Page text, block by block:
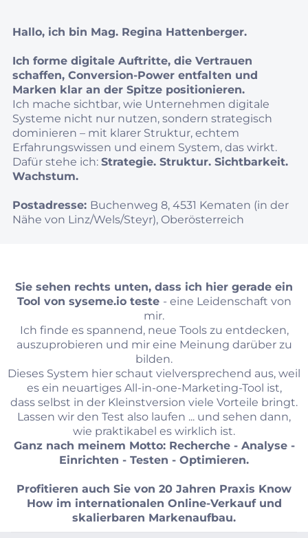
Hallo, ich bin Mag. Regina Hattenberger.
Ich forme digitale Auftritte, die Vertrauen
schaffen, Conversion‑Power entfalten und
Marken klar an der Spitze positionieren.
Ich mache sichtbar, wie Unternehmen digitale
Systeme nicht nur nutzen, sondern strategisch
dominieren – mit klarer Struktur, echtem
Erfahrungswissen und einem System, das wirkt.
Dafür stehe ich: Strategie. Struktur. Sichtbarkeit.
Wachstum.
Postadresse: Buchenweg 8, 4531 Kematen (in der
Nähe von Linz/Wels/Steyr), Oberösterreich
Sie sehen rechts unten, dass ich hier gerade ein
Tool von syseme.ioteste - eine Leidenschaft von
mir.
Ich finde es spannend, neue Tools zu entdecken,
auszuprobieren und mir eine Meinung darüber zu
bilden.
Dieses System hier schaut vielversprechend aus, weil
es ein neuartiges All-in-one-Marketing-Tool ist,
dass selbst in der Kleinstversion viele Vorteile bringt.
Lassen wir den Test also laufen ... und sehen dann,
wie praktikabel es wirklich ist.
Ganz nach meinem Motto: Recherche - Analyse -
Einrichten - Testen - Optimieren.
Profitieren auch Sie von 20 Jahren Praxis Know
How im internationalen Online-Verkauf und
skalierbaren Markenaufbau.